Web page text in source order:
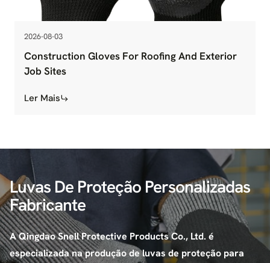
2026-08-03
Construction Gloves For Roofing And Exterior
Job Sites
Ler Mais
Luvas De Proteção Personalizadas
Fabricante
A Qingdao Snell Protective Products Co., Ltd. é
especializada na produção de luvas de proteção para